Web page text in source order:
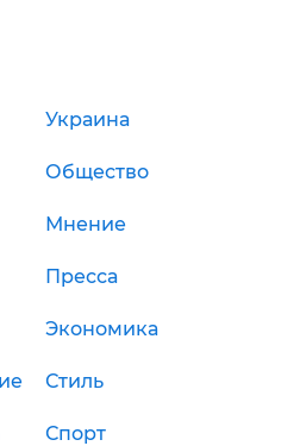
Украина
Общество
Мнение
Пресса
Экономика
Стиль
Спорт